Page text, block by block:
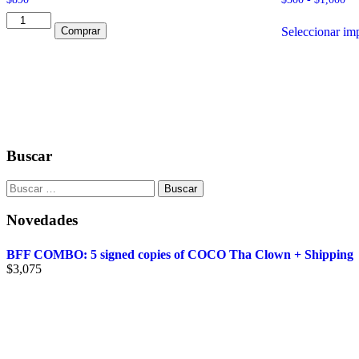
Swindler
cantidad
Comprar Seleccionar
Buscar
Buscar:
Novedades
BFF COMBO: 5 signed copies of COCO Tha Clown + Shipping
$3,075